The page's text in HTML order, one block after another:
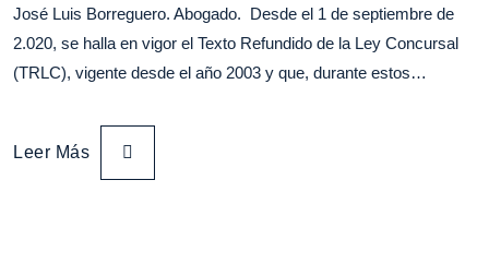
José Luis Borreguero. Abogado. Desde el 1 de septiembre de
2.020, se halla en vigor el Texto Refundido de la Ley Concursal
(TRLC), vigente desde el año 2003 y que, durante estos…
Leer Más